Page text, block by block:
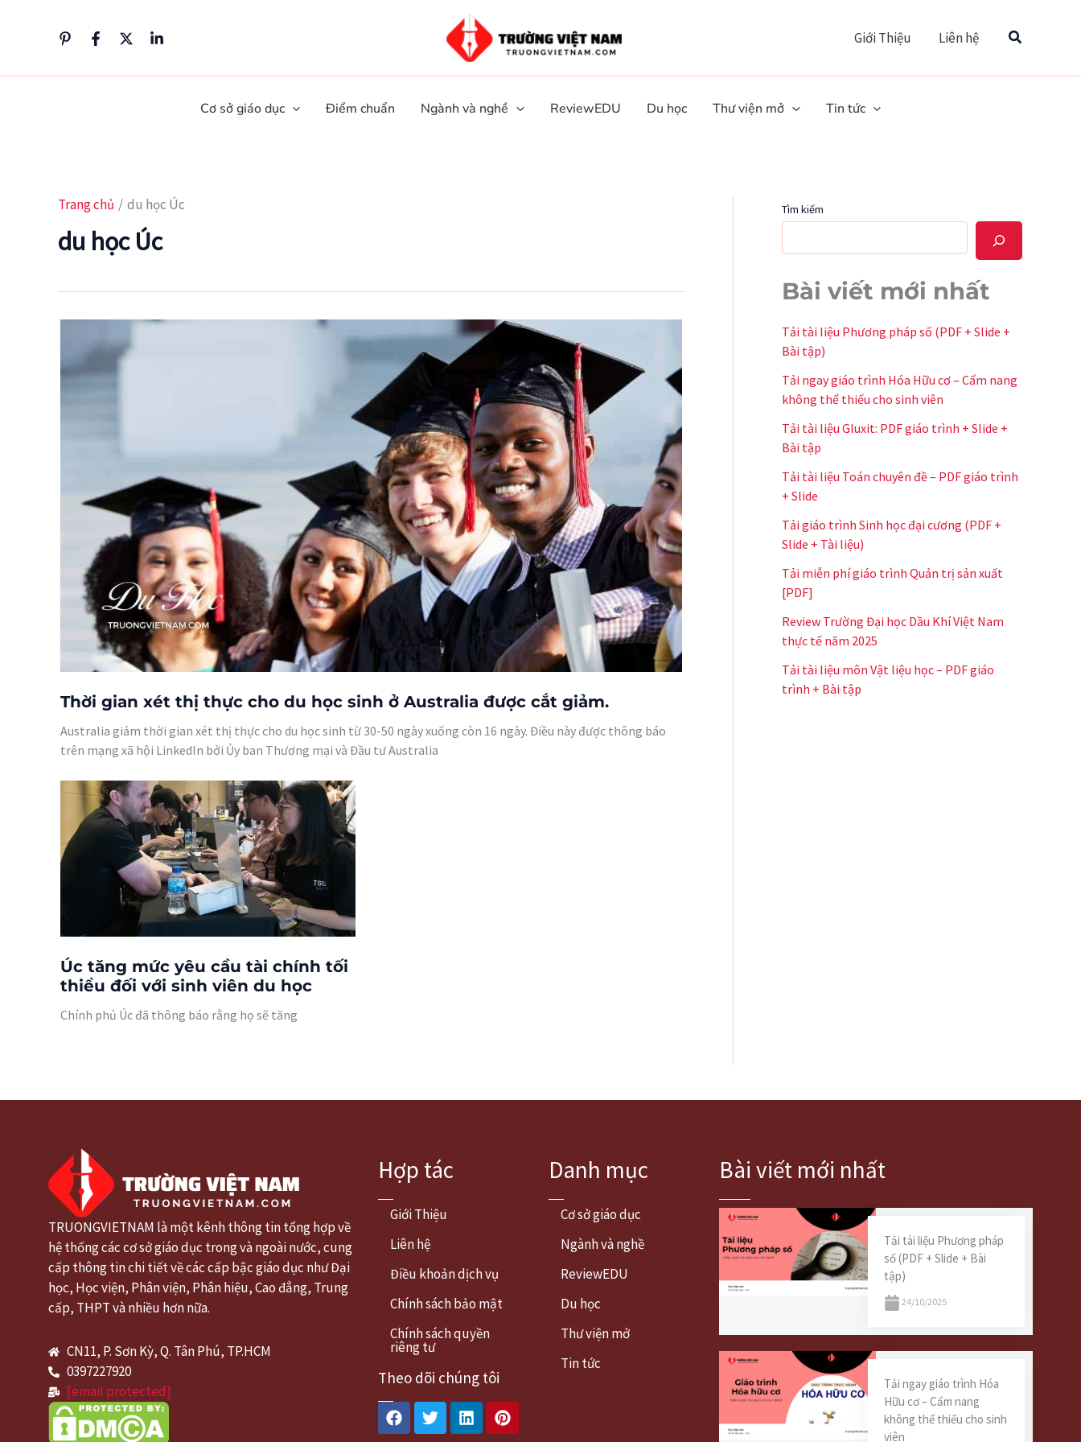
Giới Thiệu Liên hệ Tìm
Cơ sở giáo dục Điểm chuẩn Ngành và nghề ReviewEDU Du học Thư viện mở Tin tức
Trang chủ du học Úc
du học Úc
Thời gian xét thị thực cho du học sinh ở Australia được cắt giảm.
Australia giảm thời gian xét thị thực cho du học sinh từ 30-50 ngày xuống còn 16 ngày. Điều này được thông báo
trên mạng xã hội LinkedIn bởi Ủy ban Thương mại và Đầu tư Australia
Úc tăng mức yêu cầu tài chính tối
thiểu đối với sinh viên du học
Chính phủ Úc đã thông báo rằng họ sẽ tăng
Tìm kiếm
Bài viết mới nhất
Tải tài liệu Phương pháp số (PDF + Slide +
Bài tập)
Tải ngay giáo trình Hóa Hữu cơ – Cẩm nang
không thể thiếu cho sinh viên
Tải tài liệu Gluxit: PDF giáo trình + Slide +
Bài tập
Tải tài liệu Toán chuyên đề – PDF giáo trình
+ Slide
Tải giáo trình Sinh học đại cương (PDF +
Slide + Tài liệu)
Tải miễn phí giáo trình Quản trị sản xuất
[PDF]
Review Trường Đại học Dầu Khí Việt Nam
thực tế năm 2025
Tải tài liệu môn Vật liệu học – PDF giáo
trình + Bài tập
TRUONGVIETNAM là một kênh thông tin tổng hợp về
hệ thống các cơ sở giáo dục trong và ngoài nước, cung
cấp thông tin chi tiết về các cấp bậc giáo dục như Đại
học, Học viện, Phân viện, Phân hiệu, Cao đẳng, Trung
cấp, THPT và nhiều hơn nữa.
CN11, P. Sơn Kỳ, Q. Tân Phú, TP.HCM
0397227920
[email protected]
Hợp tác
Giới Thiệu
Liên hệ
Điều khoản dịch vụ
Chính sách bảo mật
Chính sách quyền
riêng tư
Theo dõi chúng tôi
Facebook
TwitterLinkedinPinterest
Danh mục
Cơ sở giáo dục
Ngành và nghề
ReviewEDU
Du học
Thư viện mở
Tin tức
Bài viết mới nhất
Tải tài liệu Phương pháp
số (PDF + Slide + Bài
tập)
24/10/2025
Tải ngay giáo trình Hóa
Hữu cơ – Cẩm nang
không thể thiếu cho sinh
viên